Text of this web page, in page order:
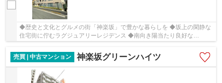
◆歴史と文化とグルメの街「神楽坂」で豊かな暮らしを ◆坂上の閑静な
住宅街に佇むラグジュアリーレジデンス ◆南向き陽当たり良好な
売買 | 中古マンション
神楽坂グリーンハイツ